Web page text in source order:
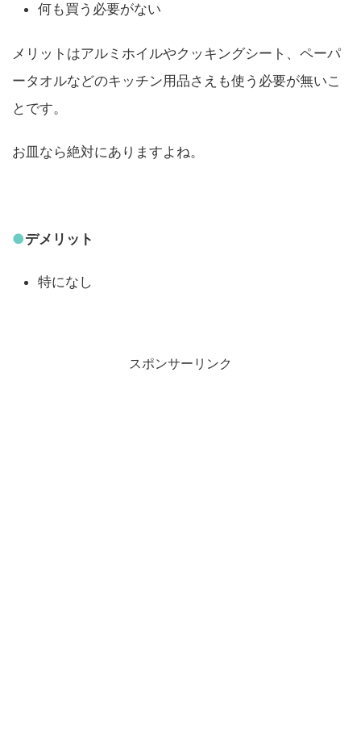
何も買う必要がない
メリットはアルミホイルやクッキングシート、ペーパ
ータオルなどのキッチン用品さえも使う必要が無いこ
とです。
お皿なら絶対にありますよね。
●デメリット
特になし
スポンサーリンク